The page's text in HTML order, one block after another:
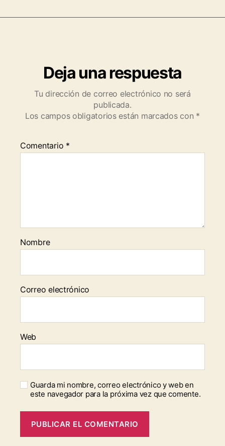
Deja una respuesta
Tu dirección de correo electrónico no será
publicada.
Los campos obligatorios están marcados con *
Comentario *
Nombre
Correo electrónico
Web
Guarda mi nombre, correo electrónico y web en
este navegador para la próxima vez que comente.